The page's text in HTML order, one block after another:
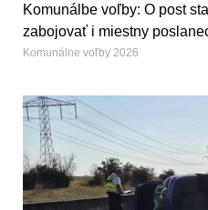
Komunálbe voľby: O post
zabojovať i miestny
Komunálne voľby 2026